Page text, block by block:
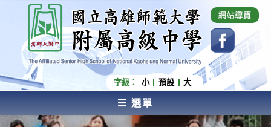
內
容
國立高雄師範大學附屬高級中學 Affiliated Senior
High School of National Kaohsiung Normal
University
字級： 小 預設 大
選單